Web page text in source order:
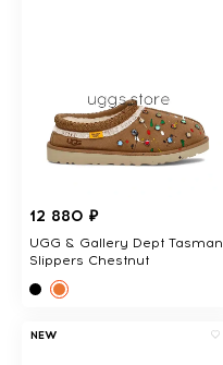
12 880 ₽
UGG & Gallery Dept Tasman
Slippers Chestnut
NEW